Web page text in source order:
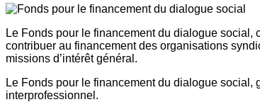
Le Fonds pour le financement du dialogue social,
contribuer au financement des organisations
missions d’intérêt général.
Le Fonds pour le financement du dialogue
interprofessionnel.